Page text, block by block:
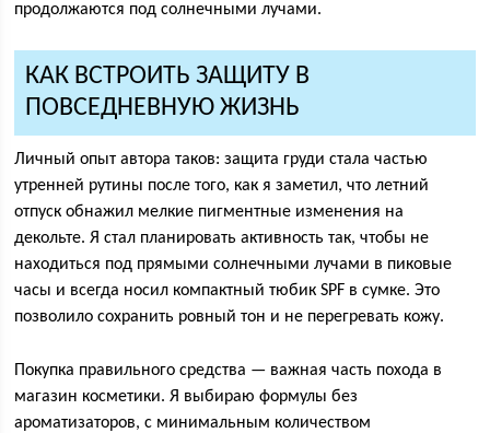
продолжаются под солнечными лучами.
КАК ВСТРОИТЬ ЗАЩИТУ В
ПОВСЕДНЕВНУЮ ЖИЗНЬ
Личный опыт автора таков: защита груди стала частью
утренней рутины после того, как я заметил, что летний
отпуск обнажил мелкие пигментные изменения на
декольте. Я стал планировать активность так, чтобы не
находиться под прямыми солнечными лучами в пиковые
часы и всегда носил компактный тюбик SPF в сумке. Это
позволило сохранить ровный тон и не перегревать кожу.
Покупка правильного средства — важная часть похода в
магазин косметики. Я выбираю формулы без
ароматизаторов, с минимальным количеством